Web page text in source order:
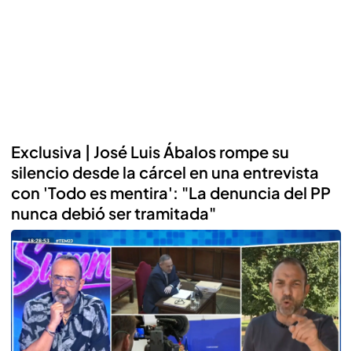
Exclusiva | José Luis Ábalos rompe su
silencio desde la cárcel en una entrevista
con 'Todo es mentira': "La denuncia del PP
nunca debió ser tramitada"